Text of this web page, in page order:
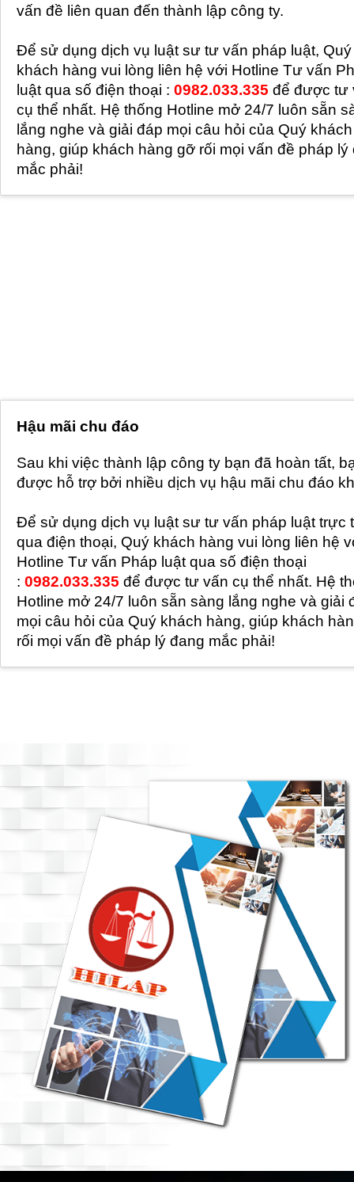
vấn đề liên quan đến thành lập công ty.
Để sử dụng dịch vụ luật sư tư vấn pháp luật, Quý
khách hàng vui lòng liên hệ với Hotline Tư vấn
luật qua số điện thoại : 0982.033.335 để được tư
cụ thể nhất. Hệ thống Hotline mở 24/7 luôn sẵn
lắng nghe và giải đáp mọi câu hỏi của Quý khách
hàng, giúp khách hàng gỡ rối mọi vấn đề pháp lý
mắc phải!
Hậu mãi chu đáo
Sau khi việc thành lập công ty bạn đã hoàn tất,
được hỗ trợ bởi nhiều dịch vụ hậu mãi chu đáo
Để sử dụng dịch vụ luật sư tư vấn pháp luật trực
qua điện thoại, Quý khách hàng vui lòng liên hệ
Hotline Tư vấn Pháp luật qua số điện thoại
: 0982.033.335 để được tư vấn cụ thể nhất. Hệ
Hotline mở 24/7 luôn sẵn sàng lắng nghe và giải
mọi câu hỏi của Quý khách hàng, giúp khách
rối mọi vấn đề pháp lý đang mắc phải!